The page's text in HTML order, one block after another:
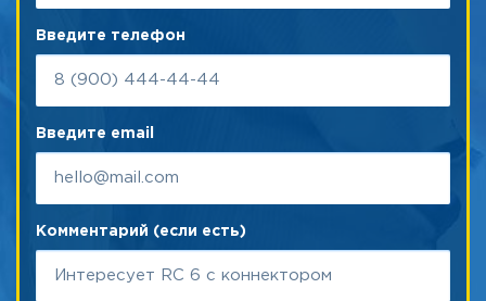
Введите телефон
Введите email
Комментарий (если есть)